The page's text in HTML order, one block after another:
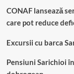
CONAF lansează
care pot reduce
Excursii cu barca
Pensiuni Sarichioi